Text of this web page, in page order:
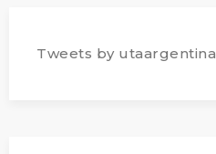
Tweets by utaargentina